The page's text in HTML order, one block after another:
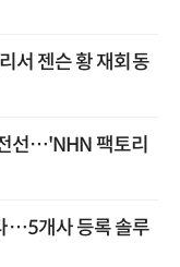
서 젠슨 황 재회동
선…'NHN 팩토리
…5개사 등록 솔루